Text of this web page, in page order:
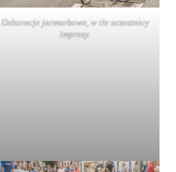
Dekoracje jarmarkowe, w tle uczestnicy
imprezy.